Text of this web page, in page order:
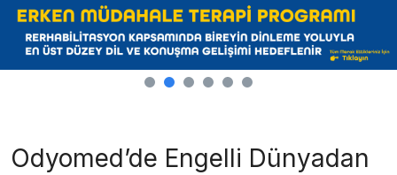
Odyomed’de Engelli Dünyadan